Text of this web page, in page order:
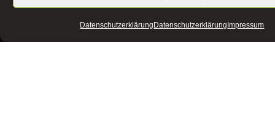
Datenschutz­erklärung Datenschutz­erklärung Impressum
Adressen